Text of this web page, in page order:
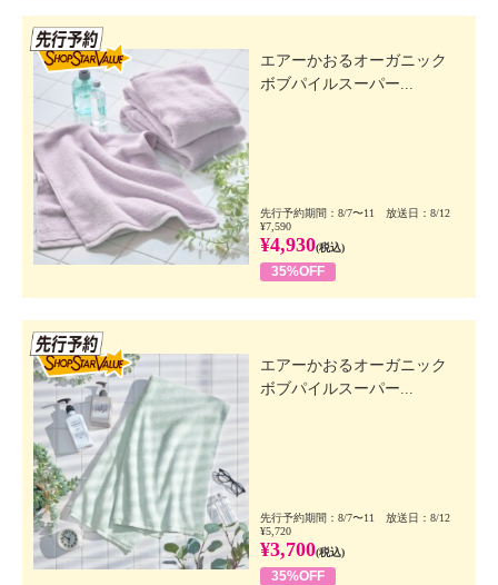
エアーかおるオーガニック
ボブパイルスーパー...
先行予約期間：8/7〜11 放送日：8/12
¥7,590
¥4,930(税込)
35%OFF
エアーかおるオーガニック
ボブパイルスーパー...
先行予約期間：8/7〜11 放送日：8/12
¥5,720
¥3,700(税込)
35%OFF